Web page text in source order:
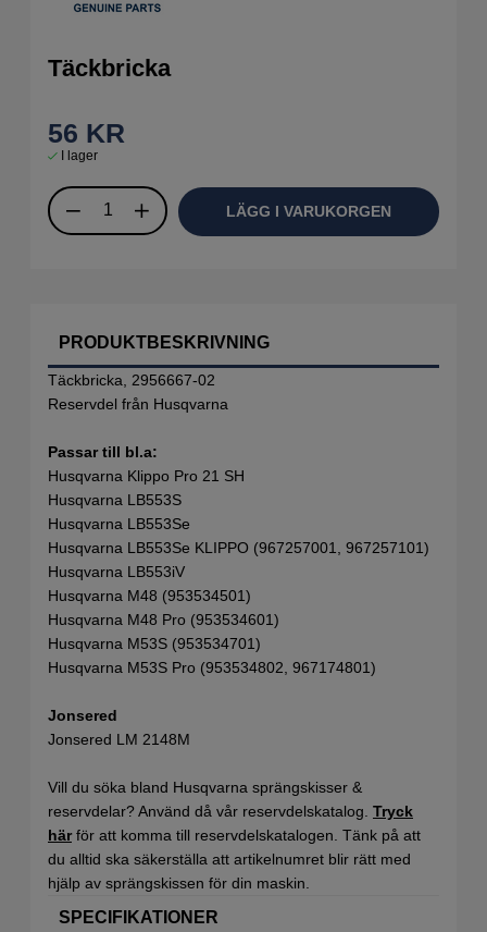
Täckbricka
56 KR
I lager
LÄGG I VARUKORGEN
PRODUKTBESKRIVNING
Täckbricka, 2956667-02
Reservdel från Husqvarna
Passar till bl.a:
Husqvarna Klippo Pro 21 SH
Husqvarna LB553S
Husqvarna LB553Se
Husqvarna LB553Se KLIPPO (967257001, 967257101)
Husqvarna LB553iV
Husqvarna M48 (953534501)
Husqvarna M48 Pro (953534601)
Husqvarna M53S (953534701)
Husqvarna M53S Pro (953534802, 967174801)
Jonsered
Jonsered LM 2148M
Vill du söka bland Husqvarna sprängskisser &
reservdelar? Använd då vår reservdelskatalog. Tryck
härför att komma till reservdelskatalogen. Tänk på att
du alltid ska säkerställa att artikelnumret blir rätt med
hjälp av sprängskissen för din maskin.
SPECIFIKATIONER